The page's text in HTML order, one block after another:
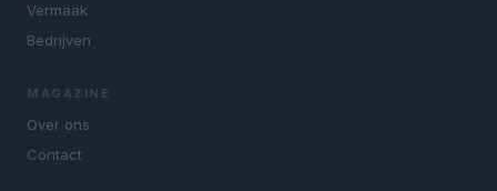
Vermaak
Bedrijven
MAGAZINE
Over ons
Contact